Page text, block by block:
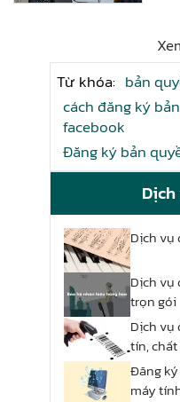
Từ khóa: bản
cách đăng ký
facebook
Đăng ký bản
Dịch vụ
Dịch vụ
trọn gói
Dịch vụ
tín,
Đăng
máy